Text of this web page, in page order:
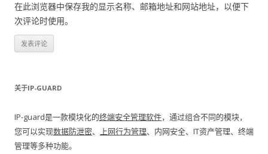
在此浏览器中保存我的显示名称、邮箱地址和网站地址，以便下
次评论时使用。
关于IP-GUARD
IP-guard是一款模块化的终端安全管理软件，通过组合不同的模块，
您可以实现数据防泄密、 上网行为管理、内网安全、IT资产管理、终端
管理等多种功能。